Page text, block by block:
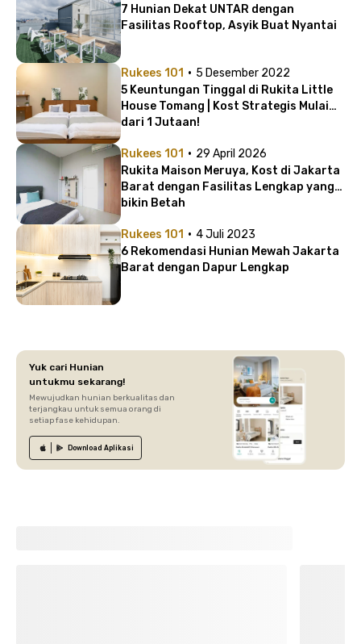
7 Hunian Dekat UNTAR dengan
Fasilitas Rooftop, Asyik Buat Nyantai
Rukees 101 · 5 Desember 2022
5 Keuntungan Tinggal di Rukita Little
House Tomang | Kost Strategis Mulai
dari 1 Jutaan!
Rukees 101 · 29 April 2026
Rukita Maison Meruya, Kost di Jakarta
Barat dengan Fasilitas Lengkap yang
bikin Betah
Rukees 101 · 4 Juli 2023
6 Rekomendasi Hunian Mewah Jakarta
Barat dengan Dapur Lengkap
Yuk cari Hunian
untukmu sekarang!
Mewujudkan hunian berkualitas dan
terjangkau untuk semua orang di
setiap fase kehidupan.
Download Aplikasi